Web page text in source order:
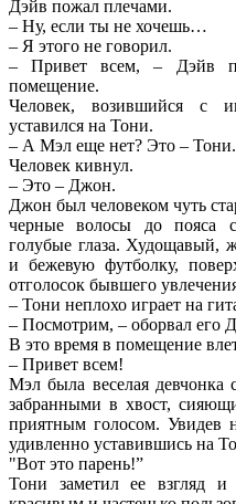
Дэйв пожал плечами.
– Ну, если ты не хочешь…
– Я этого не говорил.
– Привет всем, – Дэйв
помещение.
Человек, возившийся с
уставился на Тони.
– А Мэл еще нет? Это – Тони.
Человек кивнул.
– Это – Джон.
Джон был человеком чуть
черные волосы до пояса
голубые глаза.
и бежевую футболку,
отголосок бывшего
– Тони неплохо играет на
– Посмотрим, – оборвал его
В это время в помещение
– Привет всем!
Мэл была веселая
забранными в хвост,
приятным голосом. Увидев
удивленно уставившись на
"Вот это парень!”
Тони заметил ее взгляд